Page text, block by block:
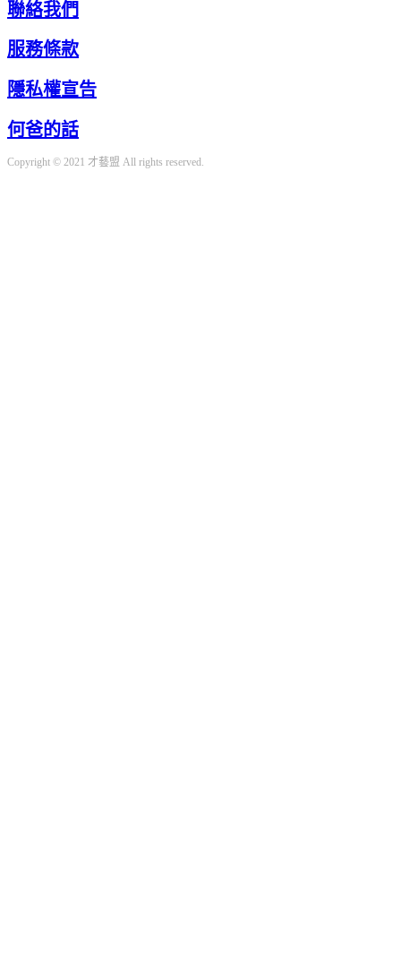
聯絡我們
服務條款
隱私權宣告
何爸的話
Copyright © 2021 才藝盟 All rights reserved.